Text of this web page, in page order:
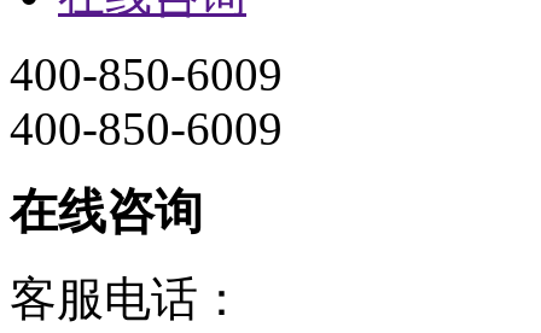
400-850-6009
400-850-6009
在线咨询
客服电话：